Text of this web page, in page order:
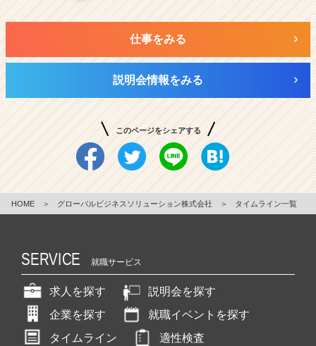
仕事をみる
説明会情報をみる
このページをシェアする
HOME ＞ グローバルビジネスソリューション株式会社 ＞ タイムライン一覧
SERVICE 就職サービス
求人を探す
説明会を探す
企業を探す
就職イベントを探す
タイムライン
適性検査